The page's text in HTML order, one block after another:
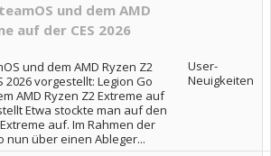
und dem AMD
auf der CES 2026
und dem AMD Ryzen Z2
2026 vorgestellt: Legion Go
AMD Ryzen Z2 Extreme auf
Etwa stockte man auf den
auf. Im Rahmen der
nun über einen Ableger...
User-
Neuigkeiten